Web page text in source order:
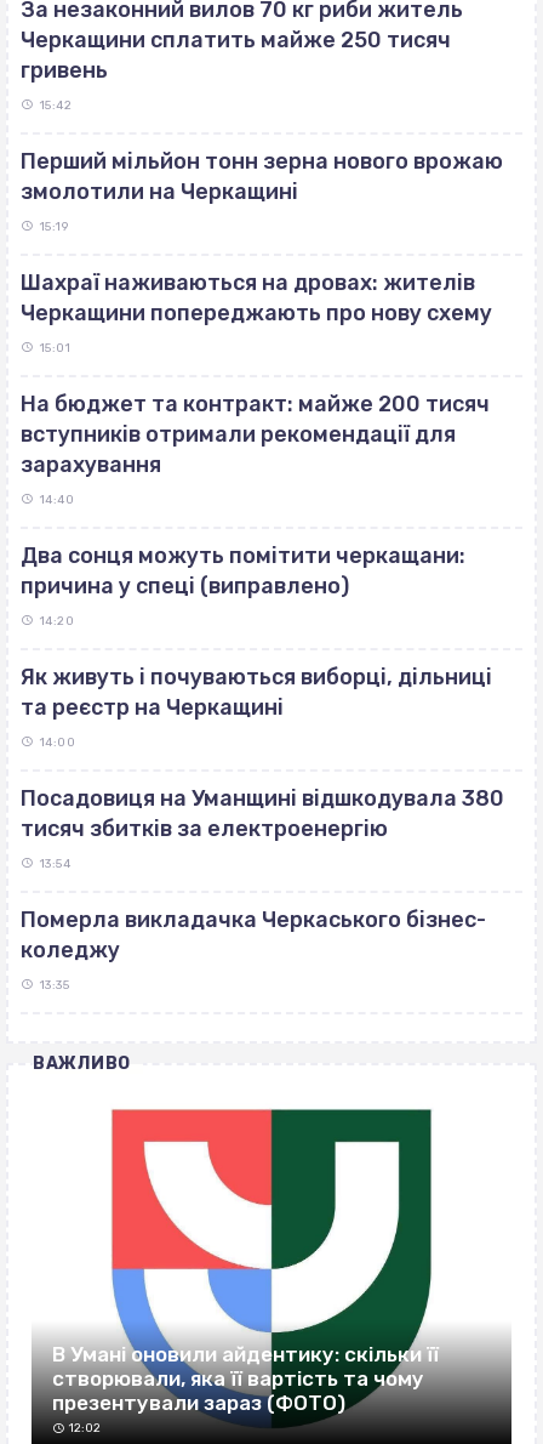
За незаконний вилов 70 кг риби житель
Черкащини сплатить майже 250 тисяч
гривень
15:42
Перший мільйон тонн зерна нового врожаю
змолотили на Черкащині
15:19
Шахраї наживаються на дровах: жителів
Черкащини попереджають про нову схему
15:01
На бюджет та контракт: майже 200 тисяч
вступників отримали рекомендації для
зарахування
14:40
Два сонця можуть помітити черкащани:
причина у спеці (виправлено)
14:20
Як живуть і почуваються виборці, дільниці
та реєстр на Черкащині
14:00
Посадовиця на Уманщині відшкодувала 380
тисяч збитків за електроенергію
13:54
Померла викладачка Черкаського бізнес-
коледжу
13:35
ВАЖЛИВО
В Умані оновили айдентику: скільки її
створювали, яка її вартість та чому
презентували зараз (ФОТО)
12:02